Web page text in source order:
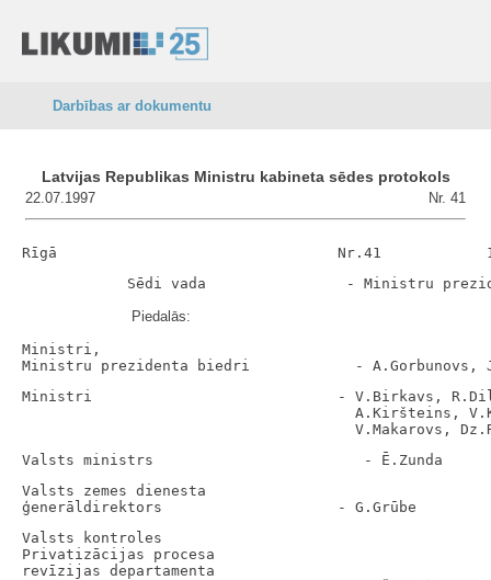
Darbības ar dokumentu
Latvijas Republikas Ministru kabineta sēdes protokols
22.07.1997 Nr. 41
Piedalās:
Ministri,
Ministri                            - V.Birkavs,
A.Kiršteins,
Valsts zemes dienesta
Valsts kontroles
Privatizācijas procesa
revīzijas departamenta